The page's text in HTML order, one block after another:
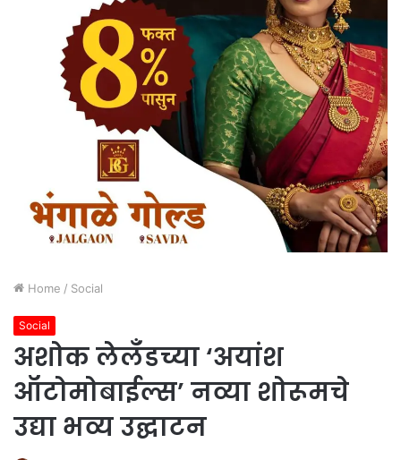
Home / Social
Social
अशोक लेलँडच्या ‘अयांश
ऑटोमोबाईल्स’ नव्या शोरूमचे
उद्या भव्य उद्घाटन